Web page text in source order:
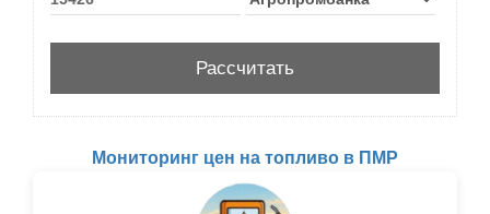
Мониторинг цен на топливо в ПМР